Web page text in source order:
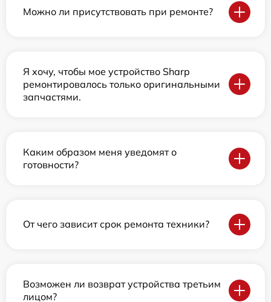
Можно ли присутствовать при ремонте?
Я хочу, чтобы мое устройство Sharp
ремонтировалось только оригинальными
запчастями.
Каким образом меня уведомят о
готовности?
От чего зависит срок ремонта техники?
Возможен ли возврат устройства третьим
лицом?